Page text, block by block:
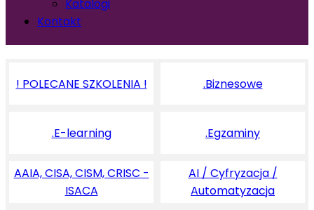
Katalogi
Kontakt
! POLECANE SZKOLENIA ! .Biznesowe
.E-learning .Egzaminy
AAIA, CISA, CISM, CRISC -
ISACA
AI / Cyfryzacja /
Automatyzacja